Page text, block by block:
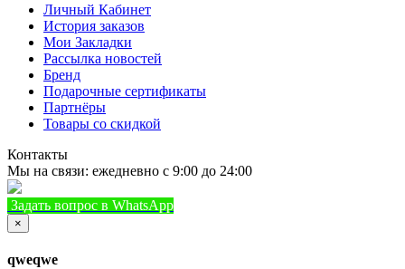
Личный Кабинет
История заказов
Мои Закладки
Рассылка новостей
Бренд
Подарочные сертификаты
Партнёры
Товары со скидкой
Контакты
Мы на связи: ежедневно с 9:00 до 24:00
Задать вопрос в WhatsApp
×
qweqwe